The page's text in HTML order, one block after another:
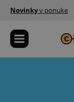
Novinkyv ponuke